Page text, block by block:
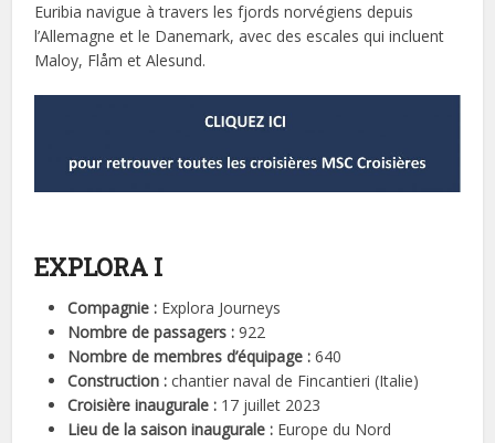
Euribia navigue à travers les fjords norvégiens depuis
l’Allemagne et le Danemark, avec des escales qui incluent
Maloy, Flåm et Alesund.
EXPLORA I
Compagnie : Explora Journeys
Nombre de passagers : 922
Nombre de membres d’équipage : 640
Construction : chantier naval de Fincantieri (Italie)
Croisière inaugurale : 17 juillet 2023
Lieu de la saison inaugurale : Europe du Nord